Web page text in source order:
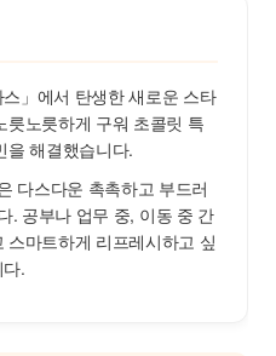
」에서 탄생한 새로운 스타
릇노릇하게 구워 초콜릿 특
을 해결했습니다.
다스다운 촉촉하고 부드러
. 공부나 업무 중, 이동 중 간
마트하게 리프레시하고 싶
.